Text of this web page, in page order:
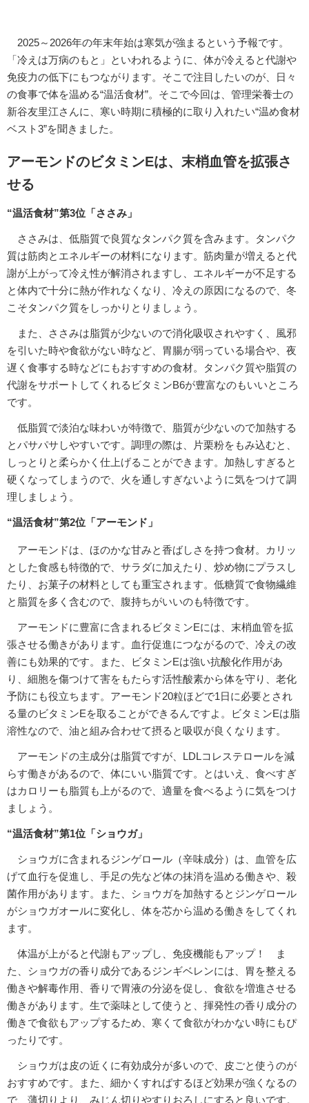
2025～2026年の年末年始は寒気が強まるという予報です。
「冷えは万病のもと」といわれるように、体が冷えると代謝や
免疫力の低下にもつながります。そこで注目したいのが、日々
の食事で体を温める“温活食材”。そこで今回は、管理栄養士の
新谷友里江さんに、寒い時期に積極的に取り入れたい“温め食材
ベスト3”を聞きました。
アーモンドのビタミンEは、末梢血管を拡張さ
せる
“温活食材”第3位「ささみ」
ささみは、低脂質で良質なタンパク質を含みます。タンパク
質は筋肉とエネルギーの材料になります。筋肉量が増えると代
謝が上がって冷え性が解消されますし、エネルギーが不足する
と体内で十分に熱が作れなくなり、冷えの原因になるので、冬
こそタンパク質をしっかりとりましょう。
また、ささみは脂質が少ないので消化吸収されやすく、風邪
を引いた時や食欲がない時など、胃腸が弱っている場合や、夜
遅く食事する時などにもおすすめの食材。タンパク質や脂質の
代謝をサポートしてくれるビタミンB6が豊富なのもいいところ
です。
低脂質で淡泊な味わいが特徴で、脂質が少ないので加熱する
とパサパサしやすいです。調理の際は、片栗粉をもみ込むと、
しっとりと柔らかく仕上げることができます。加熱しすぎると
硬くなってしまうので、火を通しすぎないように気をつけて調
理しましょう。
“温活食材”第2位「アーモンド」
アーモンドは、ほのかな甘みと香ばしさを持つ食材。カリッ
とした食感も特徴的で、サラダに加えたり、炒め物にプラスし
たり、お菓子の材料としても重宝されます。低糖質で食物繊維
と脂質を多く含むので、腹持ちがいいのも特徴です。
アーモンドに豊富に含まれるビタミンEには、末梢血管を拡
張させる働きがあります。血行促進につながるので、冷えの改
善にも効果的です。また、ビタミンEは強い抗酸化作用があ
り、細胞を傷つけて害をもたらす活性酸素から体を守り、老化
予防にも役立ちます。アーモンド20粒ほどで1日に必要とされ
る量のビタミンEを取ることができるんですよ。ビタミンEは脂
溶性なので、油と組み合わせて摂ると吸収が良くなります。
アーモンドの主成分は脂質ですが、LDLコレステロールを減
らす働きがあるので、体にいい脂質です。とはいえ、食べすぎ
はカロリーも脂質も上がるので、適量を食べるように気をつけ
ましょう。
“温活食材”第1位「ショウガ」
ショウガに含まれるジンゲロール（辛味成分）は、血管を広
げて血行を促進し、手足の先など体の抹消を温める働きや、殺
菌作用があります。また、ショウガを加熱するとジンゲロール
がショウガオールに変化し、体を芯から温める働きをしてくれ
ます。
体温が上がると代謝もアップし、免疫機能もアップ！ ま
た、ショウガの香り成分であるジンギベレンには、胃を整える
働きや解毒作用、香りで胃液の分泌を促し、食欲を増進させる
働きがあります。生で薬味として使うと、揮発性の香り成分の
働きで食欲もアップするため、寒くて食欲がわかない時にもぴ
ったりです。
ショウガは皮の近くに有効成分が多いので、皮ごと使うのが
おすすめです。また、細かくすればするほど効果が強くなるの
で、薄切りより、みじん切りやすりおろしにすると良いです。